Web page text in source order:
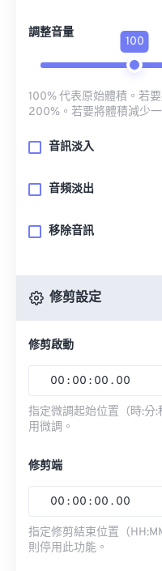
調整音量
100
100% 代表原始體積。若
200%。若要將體積減少
音訊淡入
音頻淡出
移除音訊
修剪設定
修剪啟動
00 : 00 : 00 . 00
指定微調起始位置（時:
用微調。
修剪端
00 : 00 : 00 . 00
指定修剪結束位置（
則停用此功能。